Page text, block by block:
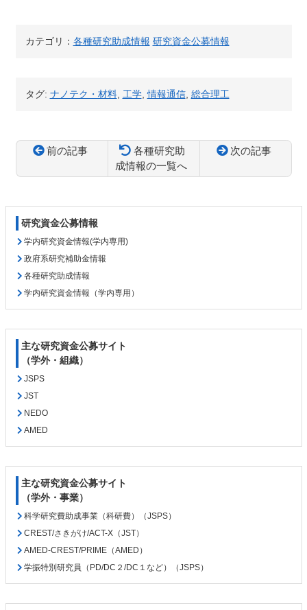
カテゴリ： 各種研究助成情報 研究資金公募情報
タグ: ナノテク・材料, 工学,情報通信, 総合理工
前の記事
各種研究助
成情報の一覧へ
次の記事
頭
へ
研究資金公募情報
学内研究資金情報(学内専用)
政府系研究補助金情報
各種研究助成情報
学内研究資金情報（学内専用）
主な研究資金公募サイト
（学外・組織）
JSPS
JST
NEDO
AMED
主な研究資金公募サイト
（学外・事業）
科学研究費助成事業（科研費）（JSPS）
CREST/さきがけ/ACT-X（JST）
AMED-CREST/PRIME（AMED）
学振特別研究員（PD/DC２/DC１など）（JSPS）